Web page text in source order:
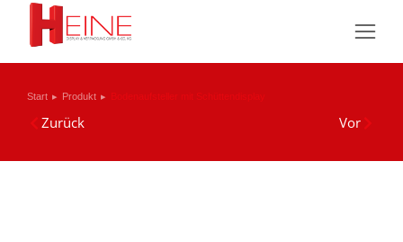
Sie befinden sich hier:
Start Produkt Bodenaufsteller mit Schüttendisplay
Zurück Vor